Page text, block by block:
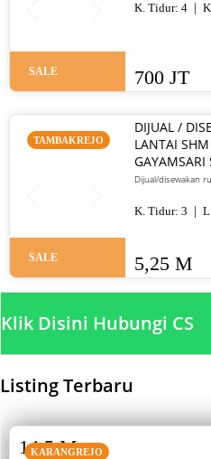
SALE
K. Tidur: 4
700 JT
TAMBAKREJO
SALE
DIJUAL /
LANTAI
GAYAMSARI
Dijual/disewakan
utama. Jual 5,25
K. Tidur: 3
5,25 M
Klik Disini Hubungi CS
Listing Terbaru
KARANGREJO
14,5 M